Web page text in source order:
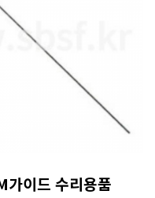
이드 수리용품